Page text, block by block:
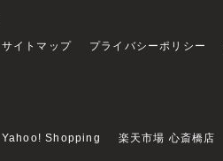
サイトマップ プライバシーポリシー
Yahoo! Shopping 楽天市場 心斎橋店